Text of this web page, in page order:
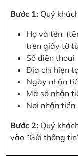
Bước 1: Quý
Họ và tên
trên giấy tờ
Số điện thoại
Địa chỉ hiện
Ngày nhận
Mã số nhận
Nơi nhận tiền
Bước 2: Quý
vào “Gửi thông